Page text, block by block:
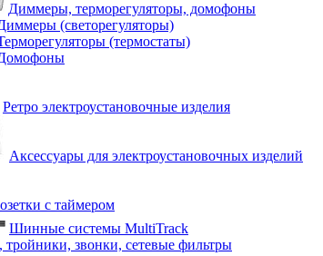
Диммеры, терморегуляторы, домофоны
(светорегуляторы)
(термостаты)
Ретро электроустановочные изделия
Аксессуары для электроустановочных изделий
с таймером
Шинные системы MultiTrack
тройники, звонки, сетевые фильтры